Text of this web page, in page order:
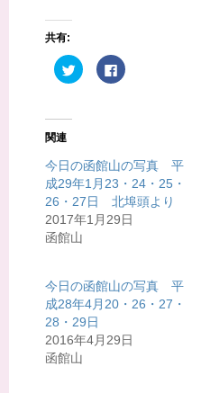
共有:
ク
リ
t
t
e
r
で
共
有
(
ウ
ィ
ン
ド
ウ
で
開
き
ま
F
a
共
有
す
る
に
は
ク
て
く
だ
(
新
関連
今日の函館山の写真 平
成29年1月23・24・25・
26・27日 北埠頭より
2017年1月29日
函館山
今日の函館山の写真 平
成28年4月20・26・27・
28・29日
2016年4月29日
函館山